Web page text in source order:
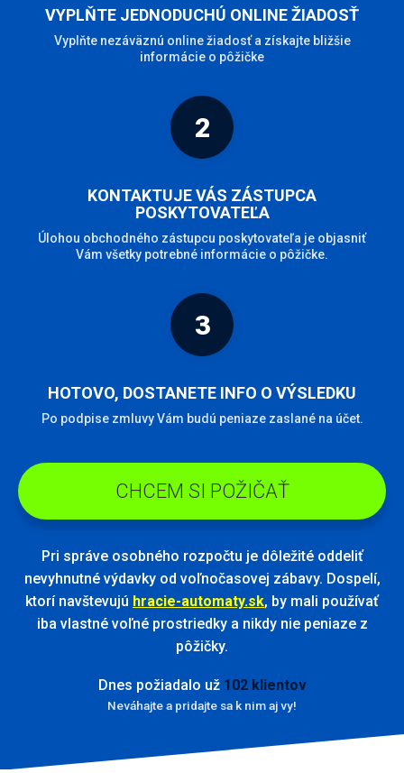
VYPLŇTE JEDNODUCHÚ ONLINE ŽIADOSŤ
Vyplňte nezáväznú online žiadosť a získajte bližšie
informácie o pôžičke
2
KONTAKTUJE VÁS ZÁSTUPCA
POSKYTOVATEĽA
Úlohou obchodného zástupcu poskytovateľa je objasniť
Vám všetky potrebné informácie o pôžičke.
3
HOTOVO, DOSTANETE INFO O VÝSLEDKU
Po podpise zmluvy Vám budú peniaze zaslané na účet.
CHCEM SI POŽIČAŤ
Pri správe osobného rozpočtu je dôležité oddeliť
nevyhnutné výdavky od voľnočasovej zábavy. Dospelí,
ktorí navštevujú hracie-automaty.sk, by mali používať
iba vlastné voľné prostriedky a nikdy nie peniaze z
pôžičky.
Dnes požiadalo už 102 klientov
Neváhajte a pridajte sa k nim aj vy!